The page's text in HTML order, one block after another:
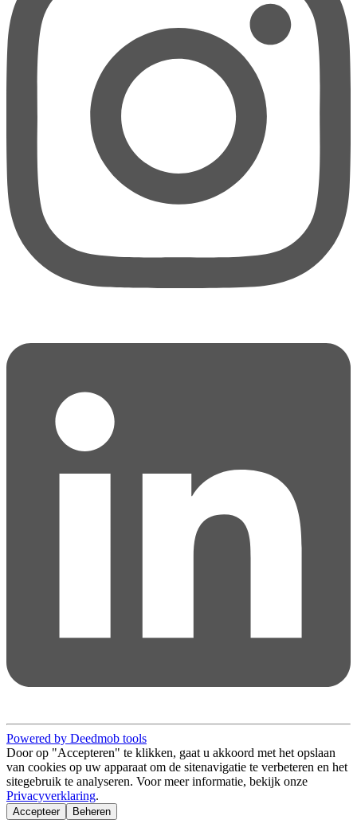
Powered by Deedmob tools
Door op "Accepteren" te klikken, gaat u akkoord met het opslaan
van cookies op uw apparaat om de sitenavigatie te verbeteren en het
sitegebruik te analyseren. Voor meer informatie, bekijk onze
Privacyverklaring.
Accepteer Beheren